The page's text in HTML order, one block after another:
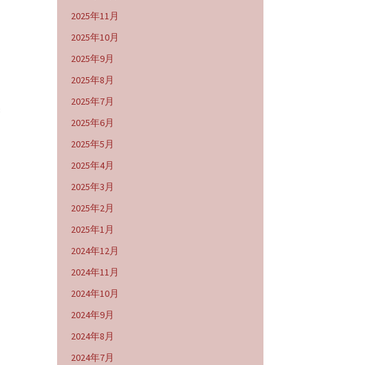
2025年11月
2025年10月
2025年9月
2025年8月
2025年7月
2025年6月
2025年5月
2025年4月
2025年3月
2025年2月
2025年1月
2024年12月
2024年11月
2024年10月
2024年9月
2024年8月
2024年7月